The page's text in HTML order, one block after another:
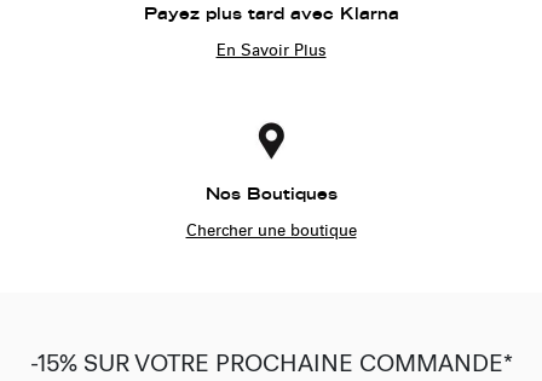
Payez plus tard avec Klarna
En Savoir Plus
Nos Boutiques
Chercher une boutique
-15% SUR VOTRE PROCHAINE COMMANDE*